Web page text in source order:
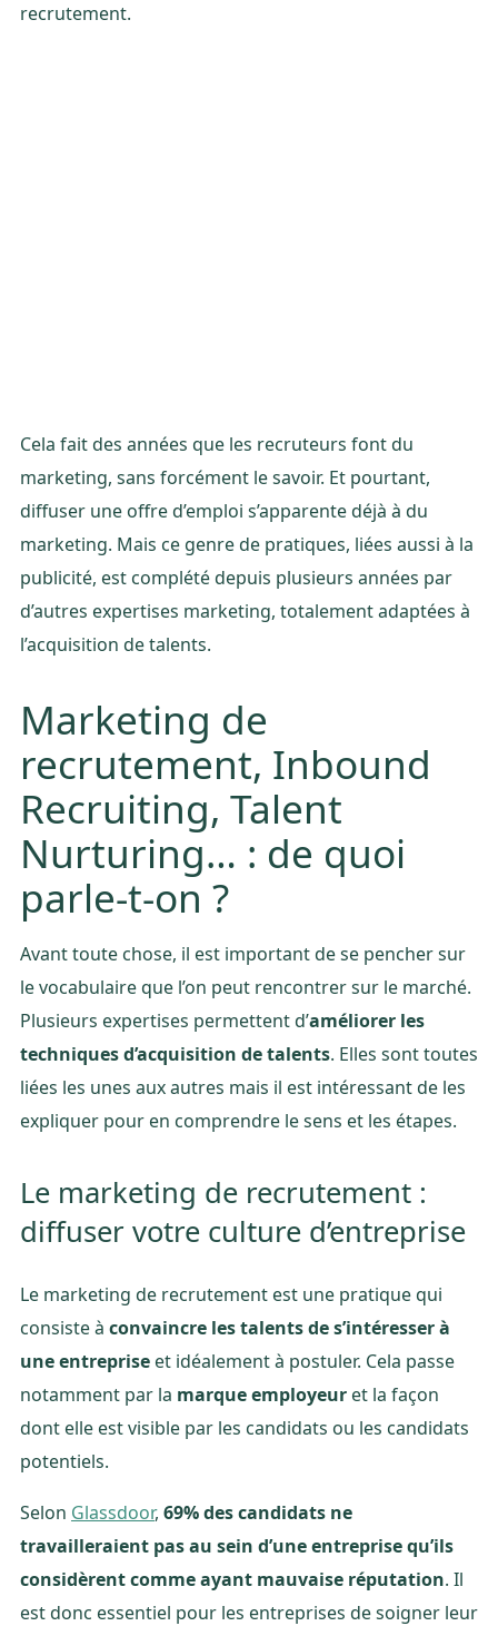
recrutement.
Cela fait des années que les recruteurs font du
marketing, sans forcément le savoir. Et pourtant,
diffuser une offre d’emploi s’apparente déjà à du
marketing. Mais ce genre de pratiques, liées aussi à la
publicité, est complété depuis plusieurs années par
d’autres expertises marketing, totalement adaptées à
l’acquisition de talents.
Marketing de
recrutement, Inbound
Recruiting, Talent
Nurturing… : de quoi
parle-t-on ?
Avant toute chose, il est important de se pencher sur
le vocabulaire que l’on peut rencontrer sur le marché.
Plusieurs expertises permettent d’améliorer les
techniques d’acquisition de talents. Elles sont toutes
liées les unes aux autres mais il est intéressant de les
expliquer pour en comprendre le sens et les étapes.
Le marketing de recrutement :
diffuser votre culture d’entreprise
Le marketing de recrutement est une pratique qui
consiste à convaincre les talents de s’intéresser à
une entreprise et idéalement à postuler. Cela passe
notamment par la marque employeur et la façon
dont elle est visible par les candidats ou les candidats
potentiels.
Selon Glassdoor, 69% des candidats ne
travailleraient pas au sein d’une entreprise qu’ils
considèrent comme ayant mauvaise réputation. Il
est donc essentiel pour les entreprises de soigner leur